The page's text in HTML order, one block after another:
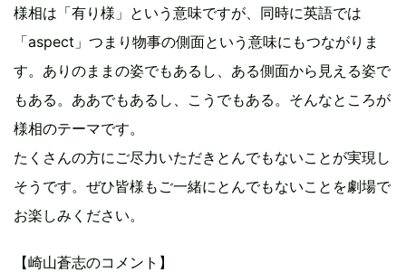
様相は「有り様」という意味ですが、同時に英語では
「aspect」つまり物事の側面という意味にもつながりま
す。ありのままの姿でもあるし、ある側面から見える姿で
もある。ああでもあるし、こうでもある。そんなところが
様相のテーマです。
たくさんの方にご尽力いただきとんでもないことが実現し
そうです。ぜひ皆様もご一緒にとんでもないことを劇場で
お楽しみください。
【崎山蒼志のコメント】